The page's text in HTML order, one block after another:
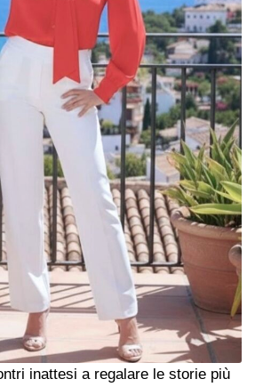
inattesi a regalare le storie più